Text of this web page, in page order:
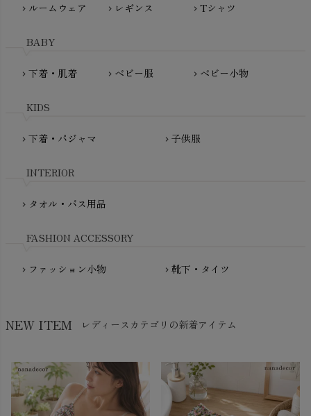
PeopleTree（ピープルツリー）
PRISTINE（プリスティン）
fromF（フロムエフ）
maggies（マギーズ）
MATONA（マトナ）
mini rodini（ミニロディーニ）
My Little Cozmo（マイリトルコズモ）
NewNative（ニューネイティブ）
chevron_right ルームウェア chevron_right レギンス chevron_rightTシャツ
BABY
chevron_right 下着・肌着 chevron_right ベビー服 chevron_right ベビー小物
KIDS
chevron_right 下着・パジャマ chevron_right 子供服
INTERIOR
chevron_right タオル・バス用品
FASHION ACCESSORY
chevron_right ファッション小物 chevron_right 靴下・タイツ
NEW ITEM レディースカテゴリの新着アイテム